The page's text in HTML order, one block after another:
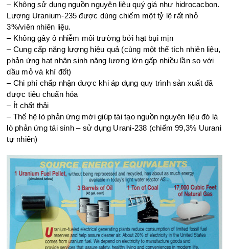
– Không sử dụng nguồn nguyên liệu quý giá như hidrocacbon.
Lượng Uranium-235 được dùng chiếm một tỷ lệ rất nhỏ
3%/viên nhiên liệu.
– Không gây ô nhiễm môi trường bởi hạt bụi mịn
– Cung cấp năng lượng hiệu quả (cùng một thể tích nhiên liệu,
phản ứng hạt nhân sinh năng lượng lớn gấp nhiều lần so với
dầu mỏ và khí đốt)
– Chi phí chấp nhận được khi áp dụng quy trình sản xuất đã
được tiêu chuẩn hóa
– Ít chất thải
– Thế hệ lò phản ứng mới giúp tái tạo nguồn nguyên liệu đó là
lò phản ứng tái sinh – sử dụng Urani-238 (chiếm 99,3% Uurani
tự nhiên)